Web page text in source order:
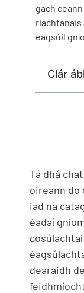
gach
riachtanais
éagsúil
Clár
Tá dhá
oireann do
iad na
éadaí
dearaidh